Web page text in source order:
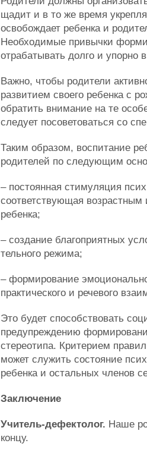
щадит и в то же время
освобождает ребенка и
Необходимые привычки
отрабатывать долго и
Важно, чтобы родители
развитием своего ребенка с
обратить внимание на те
следует посоветоваться со
Таким образом, воспитание
родителей по следующим
– постоянная стимуляция
соответствующая
ребенка;
– создание благоприятных
тельного режима;
– формирование
практического и речевого
Это будет способствовать
предупреждению
стереотипа. Критерием
может служить состояние
ребенка и остальных членов
Заключение
Учитель-дефектолог. Наше
концу.